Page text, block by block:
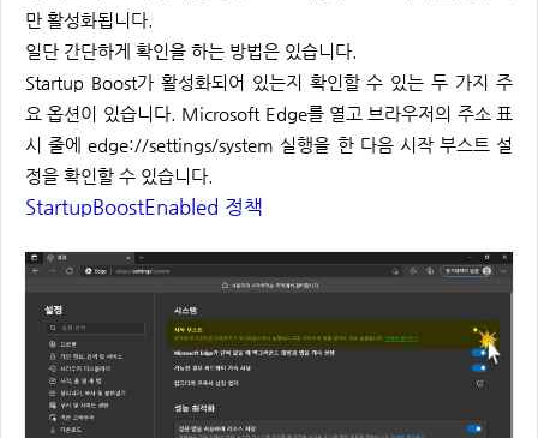
만 활성화됩니다.
일단 간단하게 확인을 하는 방법은 있습니다.
Startup Boost가 활성화되어 있는지 확인할 수 있는 두 가지 주
요 옵션이 있습니다. Microsoft Edge를 열고 브라우저의 주소 표
시 줄에 edge://settings/system 실행을 한 다음 시작 부스트 설
정을 확인할 수 있습니다.
StartupBoostEnabled 정책